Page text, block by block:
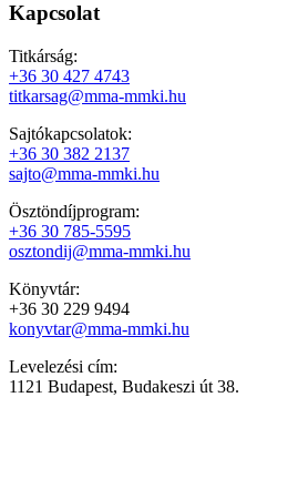
Kapcsolat
Titkárság:
+36 30 427 4743
titkarsag@mma-mmki.hu
Sajtókapcsolatok:
+36 30 382 2137
sajto@mma-mmki.hu
Ösztöndíjprogram:
+36 30 785-5595
osztondij@mma-mmki.hu
Könyvtár:
+36 30 229 9494
konyvtar@mma-mmki.hu
Levelezési cím:
1121 Budapest, Budakeszi út 38.